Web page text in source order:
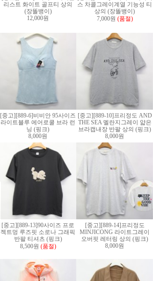
리스트 화이트 골프티 상의
(장똘뱅이)
12,000원
스 차콜그레이계열 기능성 티
상의 (장똘뱅이)
7,000원 (품절)
[중고][889-6]비비안 95사이즈
라이트블루 에어로쿨 브라 런
닝 (핑크)
8,000원
[중고][889-10]프리정도 AND
THE SEA 멜란지그레이 얇은
브라캡내장 반팔 상의 (핑크)
8,000원
[중고][889-13]90사이즈 프로
젝트멍 루즈핏 소로나 그래픽
반팔 티셔츠 (핑크)
8,500원 (품절)
[중고][889-14]프리정도
MINJICONG 라이트그레이
오버핏 레터링 상의 (핑크)
8,000원